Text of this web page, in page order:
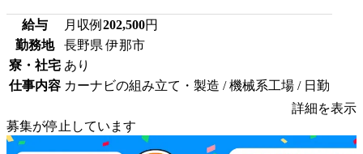
給与 月収例 202,500円
勤務地
長野県 伊那市
寮・社宅 あり
仕事内容 カーナビの組み立て・製造 / 機械系工場 / 日勤
詳細を表示
募集が停止しています